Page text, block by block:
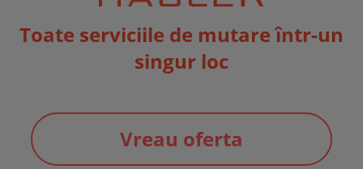
Toate serviciile de mutare într-un
singur loc
Vreau oferta